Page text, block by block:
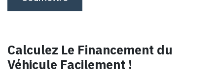
Calculez Le Financement du
Véhicule Facilement !